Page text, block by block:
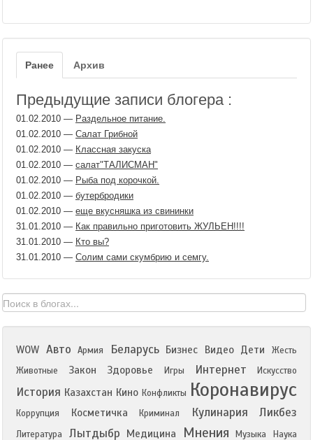
Ранее Архив
Предыдущие записи блогера :
01.02.2010 — Раздельное питание.
01.02.2010 — Салат Грибной
01.02.2010 — Классная закуска
01.02.2010 — салат"ТАЛИСМАН"
01.02.2010 — Рыба под корочкой.
01.02.2010 — бутербродики
01.02.2010 — еще вкусняшка из свининки
31.01.2010 — Как правильно приготовить ЖУЛЬЕН!!!!
31.01.2010 — Кто вы?
31.01.2010 — Солим сами скумбрию и семгу.
WOW Авто Армия Беларусь Бизнес Видео Дети
Жесть
Животные
Закон Здоровье Игры Интернет Искусство
История Казахстан Кино Конфликты Коронавирус
Коррупция Косметичка Криминал Кулинария Ликбез
Литература Лытдыбр Медицина Мнения Музыка Наука